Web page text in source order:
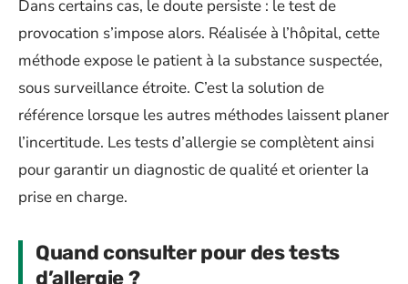
Dans certains cas, le doute persiste : le test de
provocation s’impose alors. Réalisée à l’hôpital, cette
méthode expose le patient à la substance suspectée,
sous surveillance étroite. C’est la solution de
référence lorsque les autres méthodes laissent planer
l’incertitude. Les tests d’allergie se complètent ainsi
pour garantir un diagnostic de qualité et orienter la
prise en charge.
Quand consulter pour des tests
d’allergie ?